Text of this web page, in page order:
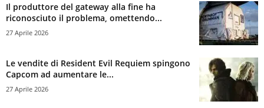
Il produttore del gateway alla fine ha
riconosciuto il problema, omettendo...
27 Aprile 2026
Le vendite di Resident Evil Requiem spingono
Capcom ad aumentare le...
27 Aprile 2026